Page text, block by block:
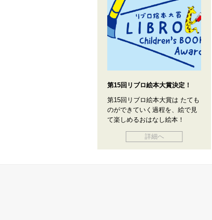
第15回リブロ絵本大賞決定！
第15回リブロ絵本大賞は たても
のができていく過程を、絵で見
て楽しめるおはなし絵本！
詳細へ